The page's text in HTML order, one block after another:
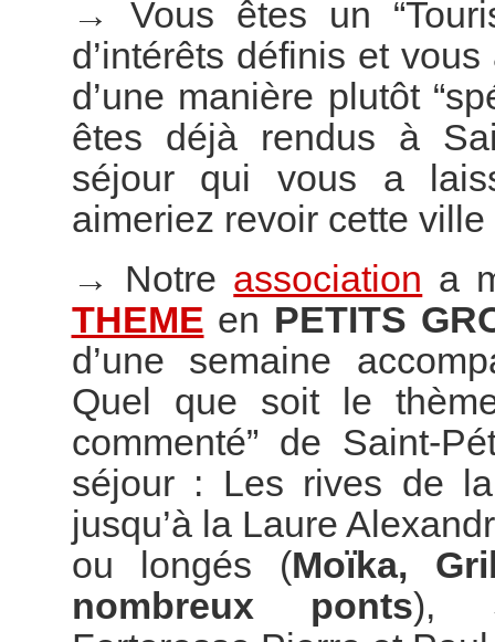
→Vous êtes un
d’intérêts définis et
d’une manière plutôt
êtes déjà rendus à
séjour qui vous a
aimeriez revoir cette
→ Notre association a
THEME en PETITS
d’une semaine
Quel que soit le
commenté” de Saint-
séjour : Les rives de
jusqu’à la Laure
ou longés (Moïka,
nombreux ponts),